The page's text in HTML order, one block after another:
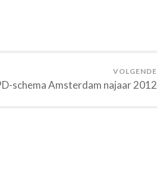
VOLGENDE
schema Amsterdam najaar 2012